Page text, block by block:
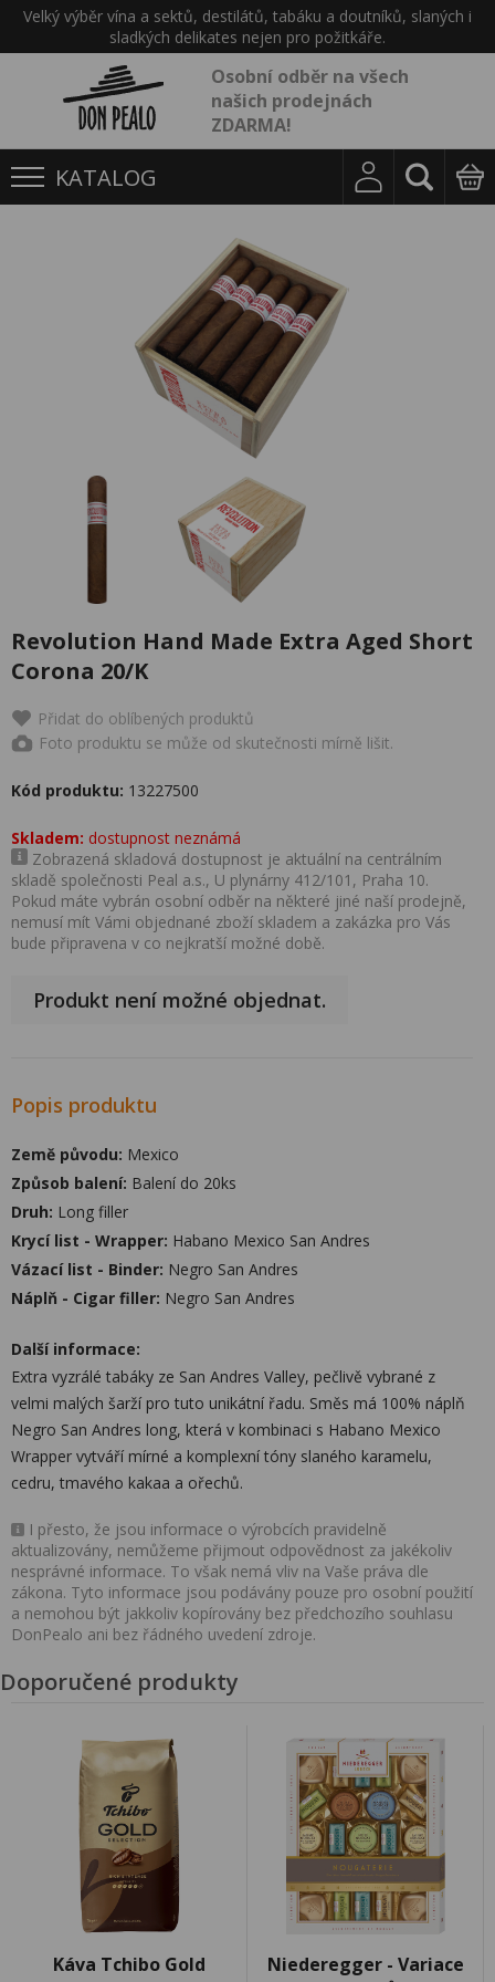
Velký výběr vína a sektů, destilátů, tabáku a doutníků, slaných i
sladkých delikates nejen pro požitkáře.
Osobní odběr na všech
našich prodejnách
ZDARMA!
KATALOG
Revolution Hand Made Extra Aged Short
Corona 20/K
Přidat do oblíbených produktů
Foto produktu se může od skutečnosti mírně lišit.
Kód produktu: 13227500
Skladem: dostupnost neznámá
Zobrazená skladová dostupnost je aktuální na centrálním
skladě společnosti Peal a.s., U plynárny 412/101, Praha 10.
Pokud máte vybrán osobní odběr na některé jiné naší prodejně,
nemusí mít Vámi objednané zboží skladem a zakázka pro Vás
bude připravena v co nejkratší možné době.
Produkt není možné objednat.
Popis produktu
Země původu: Mexico
Způsob balení: Balení do 20ks
Druh: Long filler
Krycí list - Wrapper: Habano Mexico San Andres
Vázací list - Binder: Negro San Andres
Náplň - Cigar filler: Negro San Andres
Další informace:
Extra vyzrálé tabáky ze San Andres Valley, pečlivě vybrané z
velmi malých šarží pro tuto unikátní řadu. Směs má 100% náplň
Negro San Andres long, která v kombinaci s Habano Mexico
Wrapper vytváří mírné a komplexní tóny slaného karamelu,
cedru, tmavého kakaa a ořechů.
I přesto, že jsou informace o výrobcích pravidelně
aktualizovány, nemůžeme přijmout odpovědnost za jakékoliv
nesprávné informace. To však nemá vliv na Vaše práva dle
zákona. Tyto informace jsou podávány pouze pro osobní použití
a nemohou být jakkoliv kopírovány bez předchozího souhlasu
DonPealo ani bez řádného uvedení zdroje.
Doporučené produkty
Káva Tchibo Gold
Niederegger - Variace